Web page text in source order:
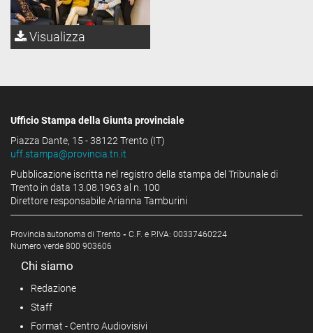
Visualizza
Ufficio Stampa della Giunta provinciale
Piazza Dante, 15 - 38122 Trento (IT)
uff.stampa@provincia.tn.it
Pubblicazione iscritta nel registro della stampa del Tribunale di
Trento in data 13.08.1963 al n. 100
Direttore responsabile Arianna Tamburini
Provincia autonoma di Trento - C.F. e P.IVA: 00337460224
Numero verde 800 903606
Chi siamo
Redazione
Staff
Format - Centro Audiovisivi